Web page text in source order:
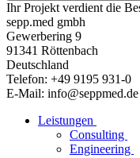
Ihr Projekt verdient die
sepp.med gmbh
Gewerbering 9
91341 Röttenbach
Deutschland
Telefon: +49 9195 931-0
E-Mail: info@seppmed.de
Leistungen
Consulting
Engineering